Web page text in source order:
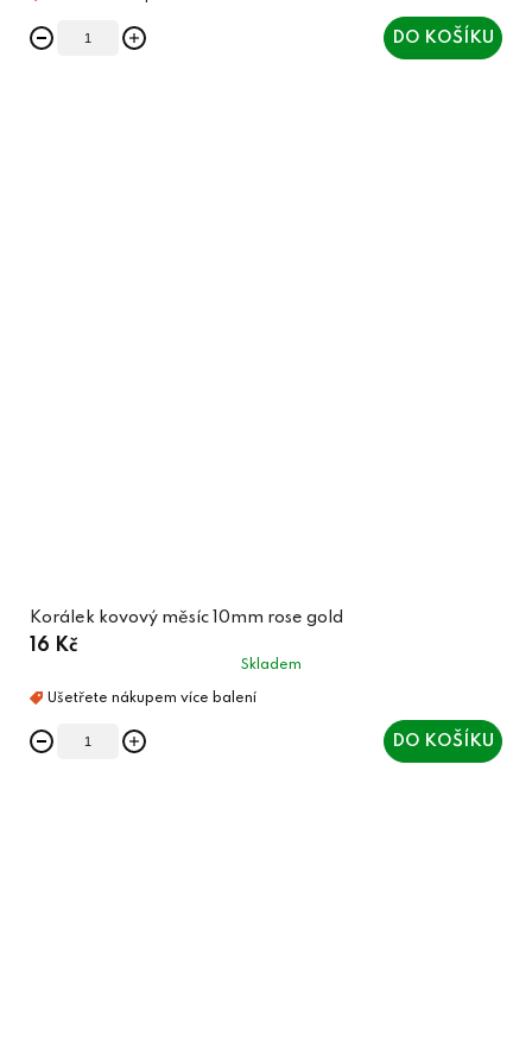
DO KOŠÍKU
Korálek kovový měsíc 10mm rose gold
16 Kč
Skladem
DO KOŠÍKU